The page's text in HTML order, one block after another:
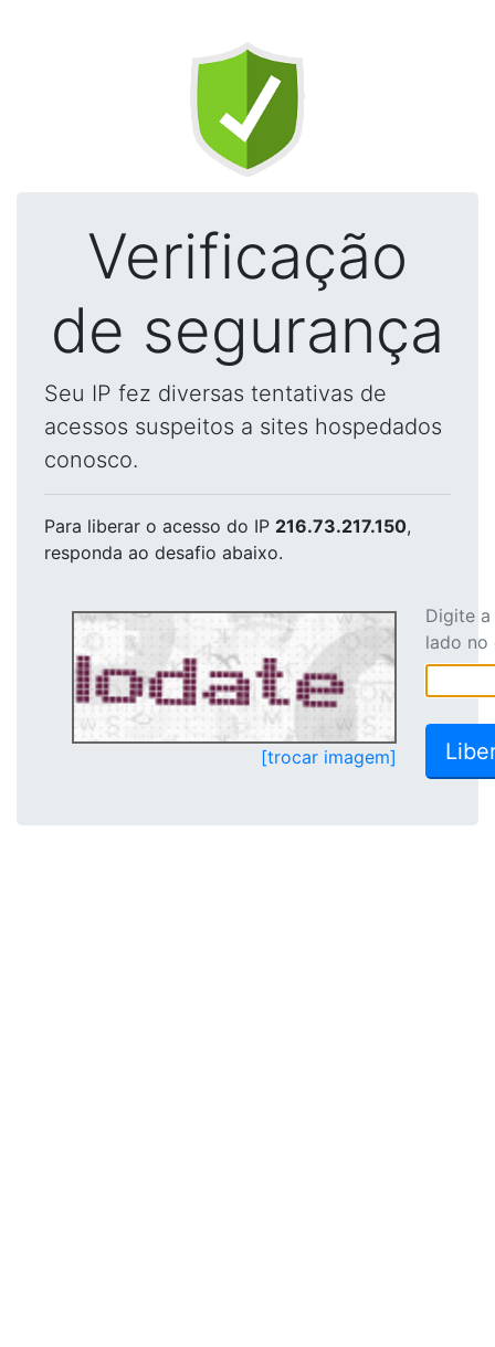
Verificação
de segurança
Seu IP fez diversas tentativas de
acessos suspeitos a sites hospedados
conosco.
Para liberar o acesso do IP 216.73.217.150,
responda ao desafio abaixo.
[trocar imagem]
Digite
lado no